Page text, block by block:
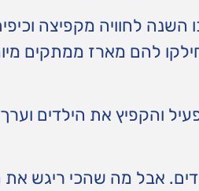
לחוויה מקפיצה
להם מארז ממתקים
והקפיץ את הילדים
אבל מה שהכי ריגש את